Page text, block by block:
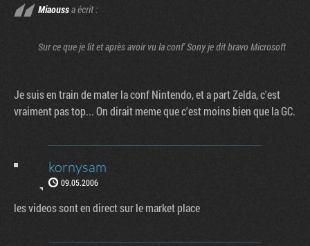
Miaoussa écrit :
Sur ce que je lit et après avoir vu la conf' Sony je dit bravo Microsoft
Je suis en train de mater la conf Nintendo, et a part Zelda, c'est
vraiment pas top... On dirait meme que c'est moins bien que la GC.
kornysam
09.05.2006
les videos sont en direct sur le market place